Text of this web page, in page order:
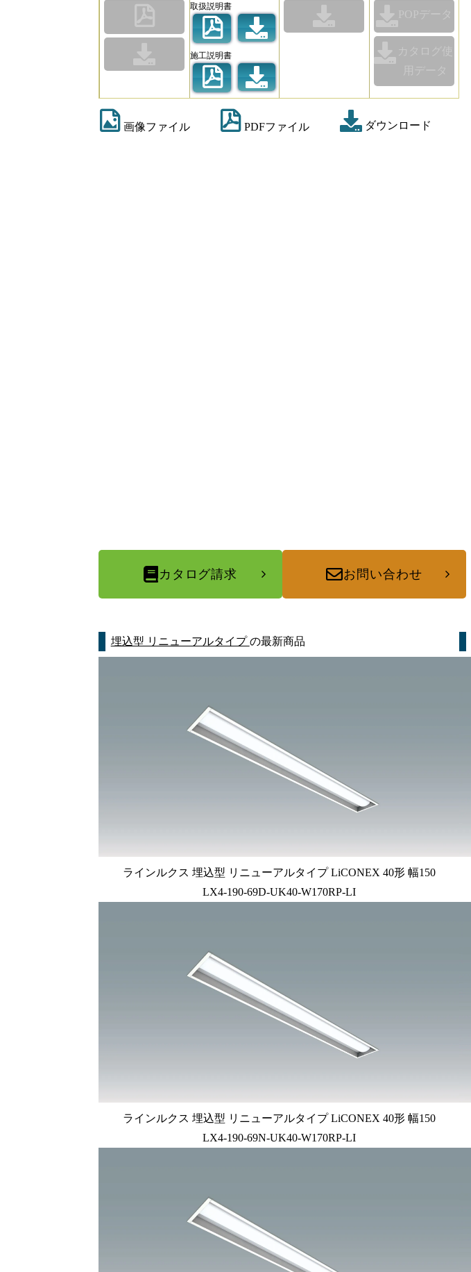
取扱説明書
施工説明書
POPデータ
カタログ使
用データ
画像ファイル PDFファイル ダウンロード
カタログ請求 お問い合わせ
埋込型 リニューアルタイプの最新商品
ラインルクス 埋込型 リニューアルタイプ LiCONEX 40形 幅150
LX4-190-69D-UK40-W170RP-LI
ラインルクス 埋込型 リニューアルタイプ LiCONEX 40形 幅150
LX4-190-69N-UK40-W170RP-LI